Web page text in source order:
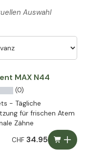
Auswahl
MAX N44
(0)
- Tägliche
für frischen Atem
Zähne
CHF34.95